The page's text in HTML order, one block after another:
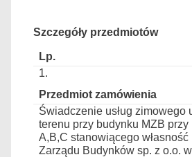
Szczegóły przedmiotów
1.
Świadczenie usług zimowego
terenu przy budynku MZB przy
A,B,C stanowiącego
Zarządu Budynków sp. z o.o.